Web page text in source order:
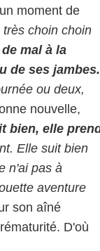
moment de
très choin choin
mal à la
de ses jambes.
ou deux,
nouvelle,
bien, elle
Elle suit bien
n'ai pas à
aventure
son aîné
D'où